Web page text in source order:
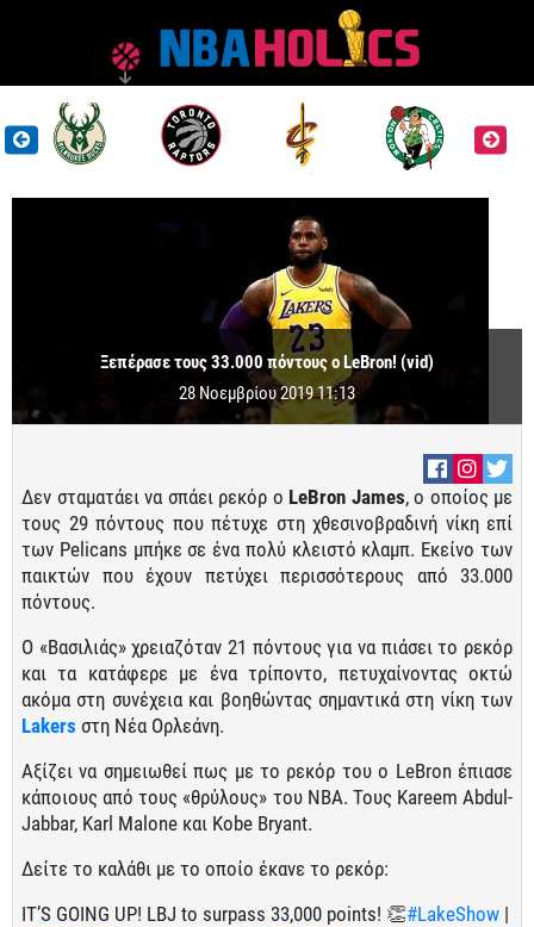
Ξεπέρασε τους 33.000 πόντους ο LeBron! (vid)
28 Νοεμβρίου 2019 11:13
Δεν σταματάει να σπάει ρεκόρ ο LeBron James, ο οποίος με
τους 29 πόντους που πέτυχε στη χθεσινοβραδινή νίκη επί
των Pelicans μπήκε σε ένα πολύ κλειστό κλαμπ. Εκείνο των
παικτών που έχουν πετύχει περισσότερους από 33.000
πόντους.
Ο «Βασιλιάς» χρειαζόταν 21 πόντους για να πιάσει το ρεκόρ
και τα κατάφερε με ένα τρίποντο, πετυχαίνοντας οκτώ
ακόμα στη συνέχεια και βοηθώντας σημαντικά στη νίκη των
Lakers στη Νέα Ορλεάνη.
Αξίζει να σημειωθεί πως με το ρεκόρ του ο LeBron έπιασε
κάποιους από τους «θρύλους» του NBA. Τους Kareem Abdul-
Jabbar, Karl Malone και Kobe Bryant.
Δείτε το καλάθι με το οποίο έκανε το ρεκόρ:
IT’S GOING UP! LBJ to surpass 33,000 points! 👏#LakeShow |